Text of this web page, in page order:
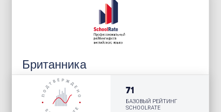
Британника
71
БАЗОВЫЙ РЕЙТИНГ
SCHOOLRATE